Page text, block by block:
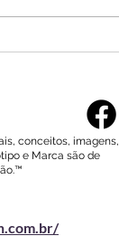
conceitos, imagens,
e Marca são de